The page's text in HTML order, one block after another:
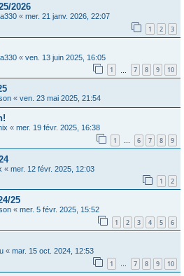
2026
« mer. 21 janv. 2026, 22:07
1 2 3
« ven. 13 juin 2025, 16:05
1 7 8 9 10
« ven. 23 mai 2025, 21:54
« mer. 19 févr. 2025, 16:38
1 … 6 7 8 9
« mer. 12 févr. 2025, 12:03
1 2
25
« mer. 5 févr. 2025, 15:52
1 2 3 4 5 6
« mar. 15 oct. 2024, 12:53
1 … 7 8 9 10